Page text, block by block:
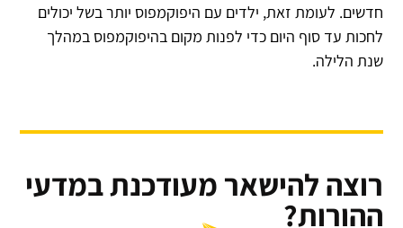
חדשים. לעומת זאת, ילדים עם היפוקמפוס יותר בשל יכולים
לחכות עד סוף היום כדי לפנות מקום בהיפוקמפוס במהלך
שנת הלילה.
רוצה להישאר מעודכנת במדעי
ההורות?